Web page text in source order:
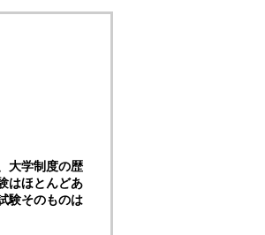
大学制度の歴
はほとんどあ
験そのものは